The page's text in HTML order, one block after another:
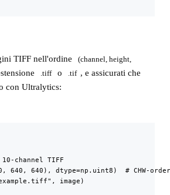
TIFF nell'ordine
(channel, height,
.tiff o .tif , e assicurati che
con Ultralytics:
channel TIFF
640, 640), dtype=np.uint8)  # CHW-order
image)